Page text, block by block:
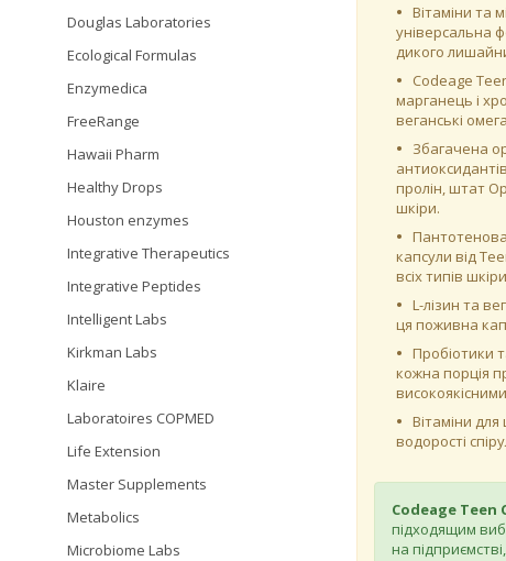
Вітаміни та
універсальна
дикого
Codeage
марганець і
веганські
Збагачена
пролін, штат
шкіри.
капсули від
всіх типів
L-лізин та
ця поживна
Пробіотики
кожна порція
Вітаміни
водорості
Codeage Teen
підходящим
на
Douglas Laboratories
Ecological Formulas
Enzymedica
FreeRange
Hawaii Pharm
Healthy Drops
Houston enzymes
Integrative Therapeutics
Integrative Peptides
Intelligent Labs
Kirkman Labs
Klaire
Laboratoires COPMED
Life Extension
Master Supplements
Metabolics
Microbiome Labs